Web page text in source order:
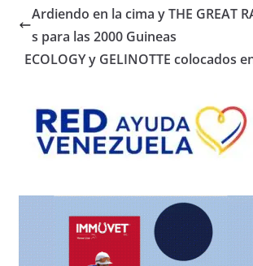
Ardiendo en la cima y THE GREAT
s para las 2000 Guineas
ECOLOGY y GELINOTTE colocados